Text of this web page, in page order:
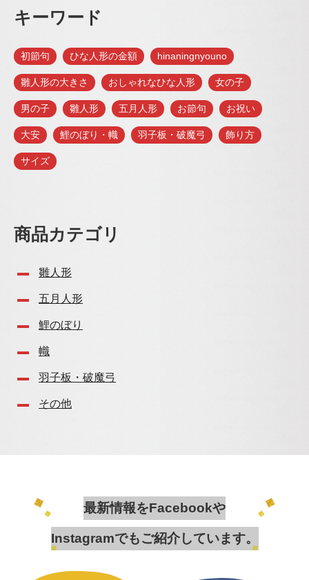
キーワード
初節句 ひな人形の金額 hinaningnyouno
雛人形の大きさ おしゃれなひな人形 女の子
男の子 雛人形 五月人形 お節句 お祝い
大安 鯉のぼり・幟 羽子板・破魔弓 飾り方
サイズ
商品カテゴリ
雛人形
五月人形
鯉のぼり
幟
羽子板・破魔弓
その他
最新情報をFacebookや
Instagramでもご紹介しています。